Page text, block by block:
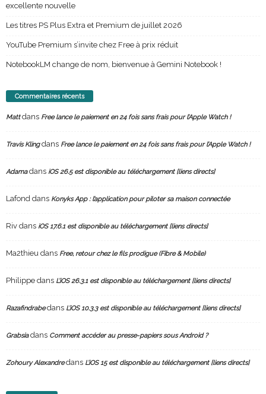
excellente nouvelle
Les titres PS Plus Extra et Premium de juillet 2026
YouTube Premium s’invite chez Free à prix réduit
NotebookLM change de nom, bienvenue à Gemini Notebook !
Commentaires récents
Mattdans Free lance le paiement en 24 fois sans frais pour l’Apple Watch !
Travis Klingdans Free lance le paiement en 24 fois sans frais pour l’Apple Watch !
Adamadans iOS 26.5 est disponible au téléchargement [liens directs]
Lafond dans Konyks App : l’application pour piloter sa maison connectée
Riv dans iOS 17.6.1 est disponible au téléchargement [liens directs]
Ma2thieu dans Free, retour chez le fils prodigue (Fibre & Mobile)
Philippe dans L’iOS 26.3.1 est disponible au téléchargement [liens directs]
Razafindrabedans L’iOS 10.3.3 est disponible au téléchargement [liens directs]
Grabsiadans Comment accéder au presse-papiers sous Android ?
Zohoury Alexandredans L’iOS 15 est disponible au téléchargement [liens directs]